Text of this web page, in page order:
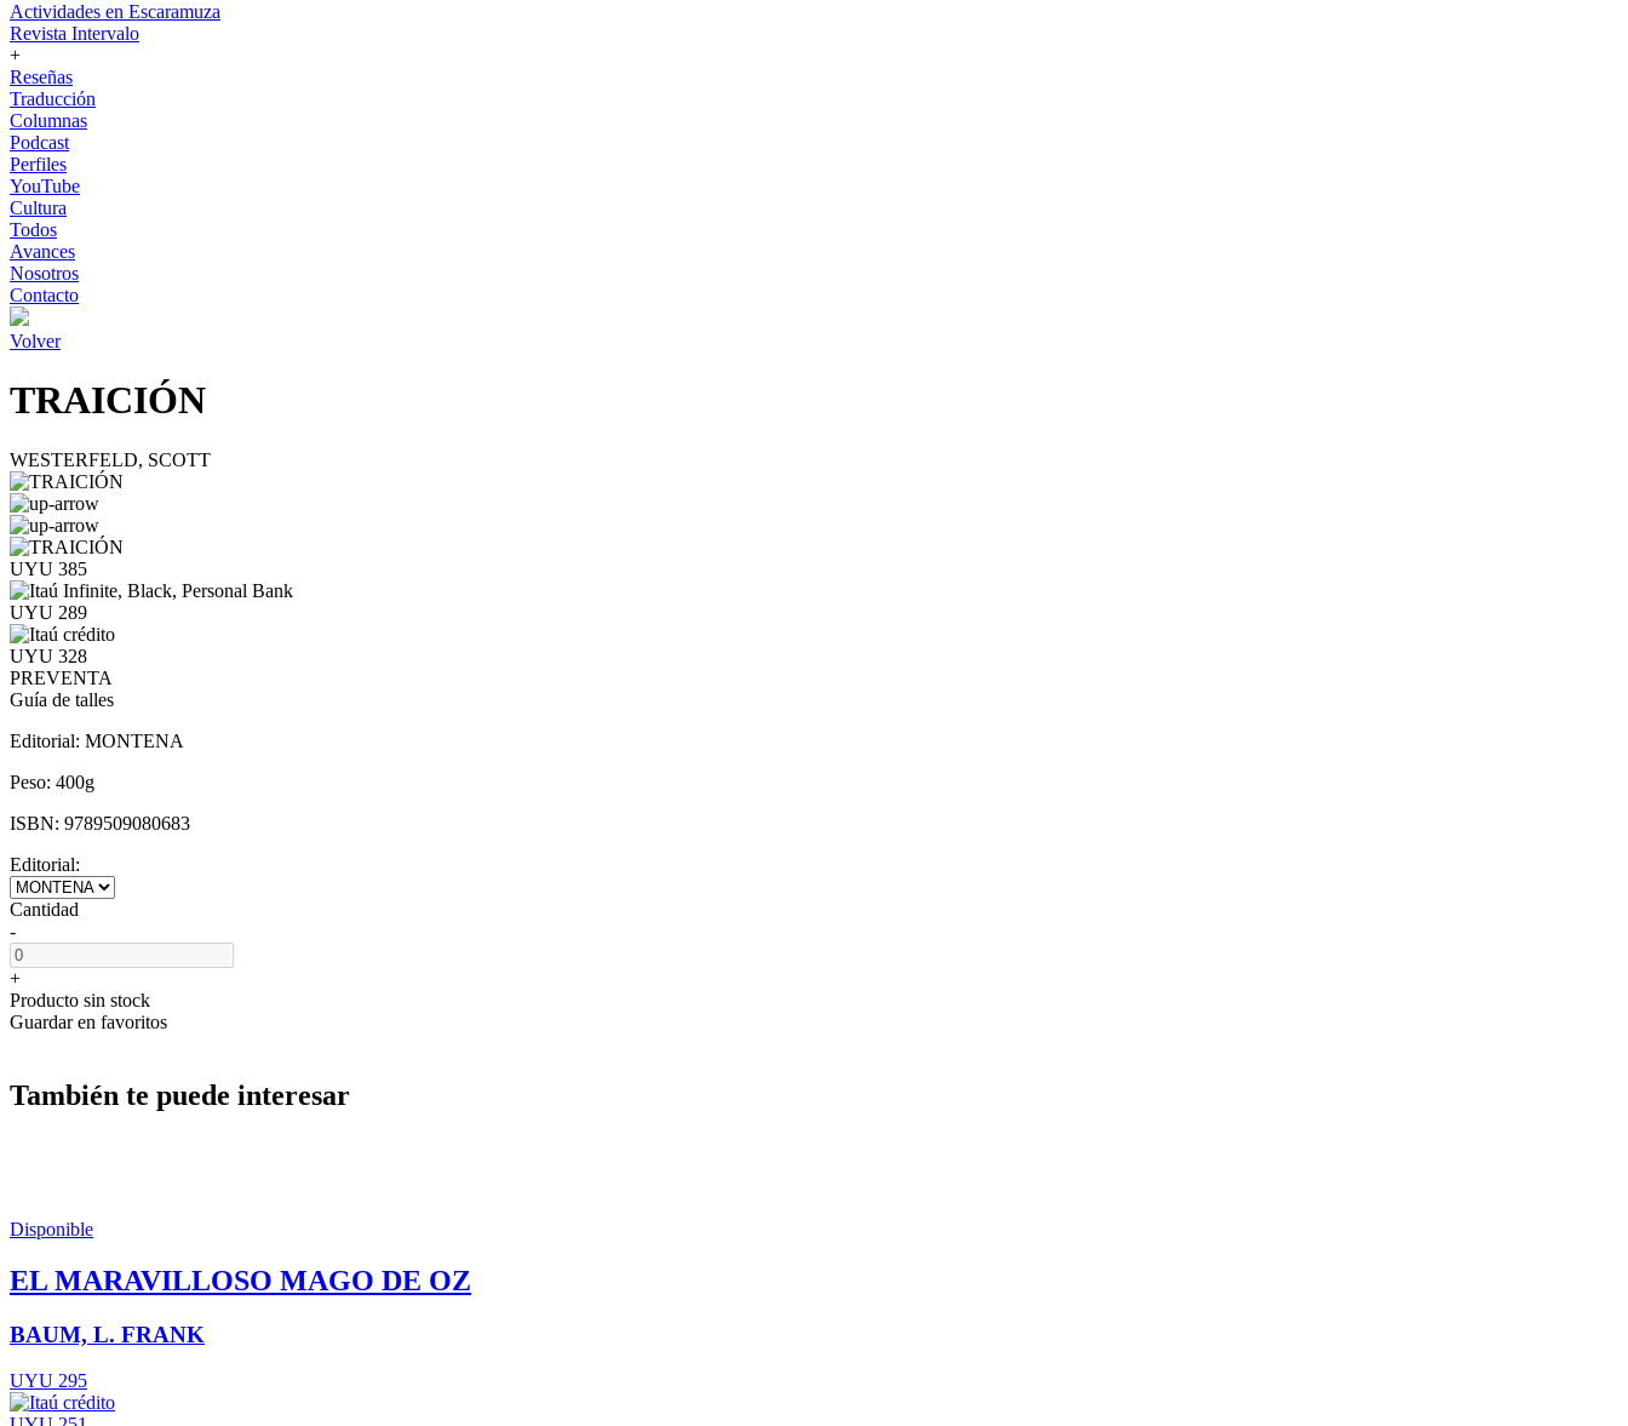
Actividades en Escaramuza
Revista Intervalo
+
Reseñas
Traducción
Columnas
Podcast
Perfiles
YouTube
Cultura
Todos
Avances
Nosotros
Contacto
Volver
TRAICIÓN
WESTERFELD, SCOTT
UYU 385
UYU 289
UYU 328
PREVENTA
Guía de talles
Editorial: MONTENA
Peso: 400g
ISBN: 9789509080683
Editorial:
Cantidad
-
+
Producto sin stock
Guardar en favoritos
También te puede interesar
Disponible
EL MARAVILLOSO MAGO DE OZ
BAUM, L. FRANK
UYU 295